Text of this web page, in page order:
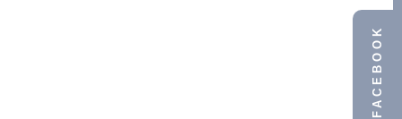
FACEBOOK